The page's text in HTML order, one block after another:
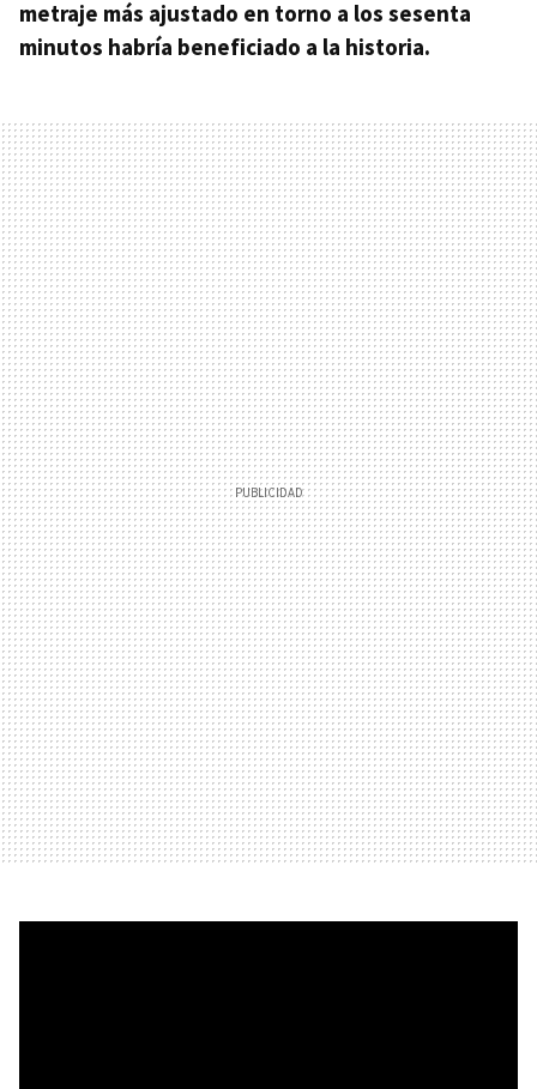
metraje más ajustado en torno a los sesenta
minutos habría beneficiado a la historia.